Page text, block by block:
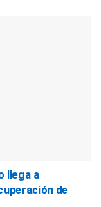
llega a
de